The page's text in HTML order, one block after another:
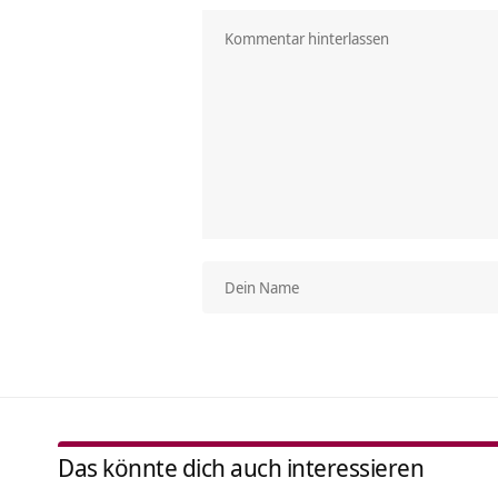
Das könnte dich auch interessieren